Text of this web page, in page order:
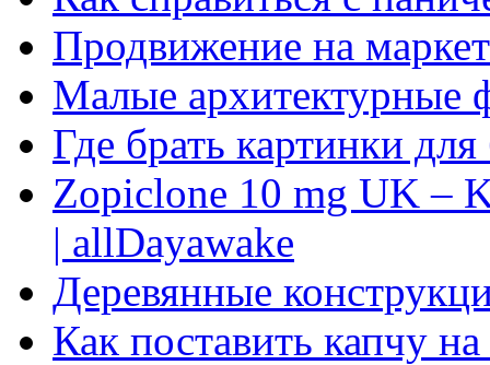
Продвижение на
Малые архитектурные
Где брать картинки
Zopiclone 10 mg UK –
| allDayawake
Деревянные
Как поставить капчу